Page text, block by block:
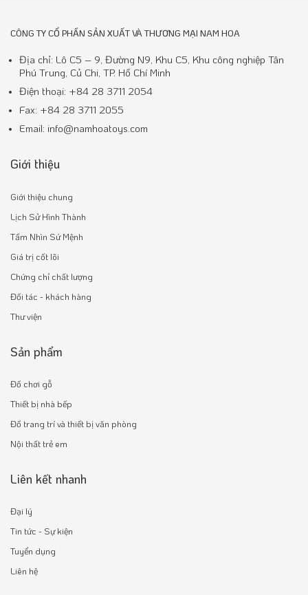
CÔNG TY CỔ PHẦN SẢN XUẤT VÀ THƯƠNG MẠI NAM HOA
Địa chỉ: Lô C5 – 9, Đường N9, Khu C5, Khu công nghiệp Tân
Phú Trung, Củ Chi, TP. Hồ Chí Minh
Điện thoại: +84 28 3711 2054
Fax: +84 28 3711 2055
Email: info@namhoatoys.com
Giới thiệu
Giới thiệu chung
Lịch Sử Hình Thành
Tầm Nhìn Sứ Mệnh
Giá trị cốt lõi
Chứng chỉ chất lượng
Đối tác - khách hàng
Thư viện
Sản phẩm
Đồ chơi gỗ
Thiết bị nhà bếp
Đồ trang trí và thiết bị văn phòng
Nội thất trẻ em
Liên kết nhanh
Đại lý
Tin tức - Sự kiện
Tuyển dụng
Liên hệ